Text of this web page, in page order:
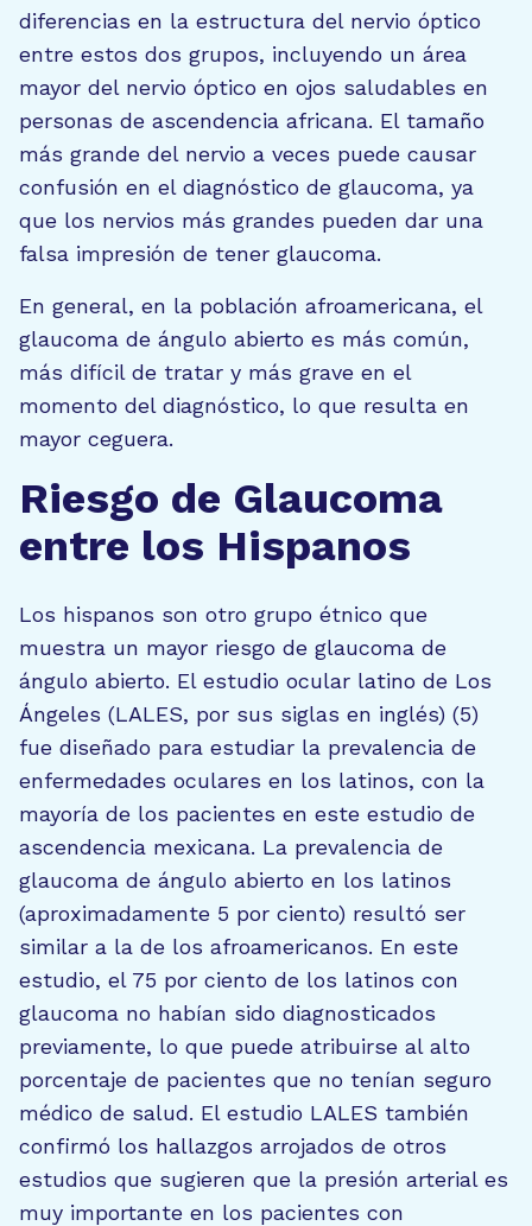
diferencias en la estructura del nervio óptico
entre estos dos grupos, incluyendo un área
mayor del nervio óptico en ojos saludables en
personas de ascendencia africana. El tamaño
más grande del nervio a veces puede causar
confusión en el diagnóstico de glaucoma, ya
que los nervios más grandes pueden dar una
falsa impresión de tener glaucoma.
En general, en la población afroamericana, el
glaucoma de ángulo abierto es más común,
más difícil de tratar y más grave en el
momento del diagnóstico, lo que resulta en
mayor ceguera.
Riesgo de Glaucoma
entre los Hispanos
Los hispanos son otro grupo étnico que
muestra un mayor riesgo de glaucoma de
ángulo abierto. El estudio ocular latino de Los
Ángeles (LALES, por sus siglas en inglés) (5)
fue diseñado para estudiar la prevalencia de
enfermedades oculares en los latinos, con la
mayoría de los pacientes en este estudio de
ascendencia mexicana. La prevalencia de
glaucoma de ángulo abierto en los latinos
(aproximadamente 5 por ciento) resultó ser
similar a la de los afroamericanos. En este
estudio, el 75 por ciento de los latinos con
glaucoma no habían sido diagnosticados
previamente, lo que puede atribuirse al alto
porcentaje de pacientes que no tenían seguro
médico de salud. El estudio LALES también
confirmó los hallazgos arrojados de otros
estudios que sugieren que la presión arterial es
muy importante en los pacientes con